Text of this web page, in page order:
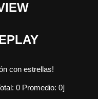
con estrellas!
0Promedio: 0]